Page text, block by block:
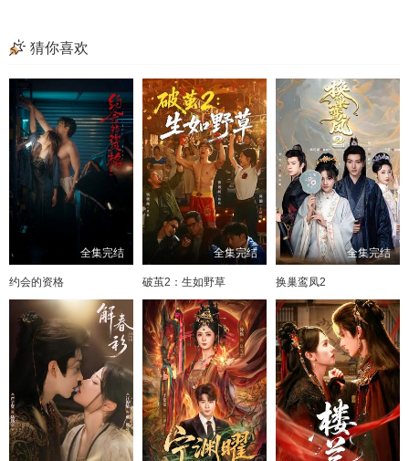
73
77 78 79
猜你喜欢
全集完结
约会的资格
全集完结
破茧2：生如野草
全集完结
换巢鸾凤2